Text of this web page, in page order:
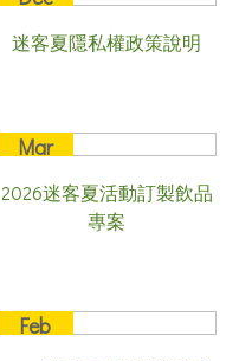
2021
迷客夏隱私權政策說明
Mar
2026
2026迷客夏活動訂製飲品
專案
Feb